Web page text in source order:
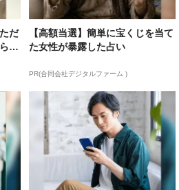
だ
ら…
【高額当選】簡単に宝くじを当て
た女性が暴露した占い
PR(合同会社デジタルファーム )